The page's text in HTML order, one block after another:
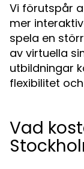
Vi förutspår
mer
spela en
av virtuella
utbildningar
flexibilitet
Vad